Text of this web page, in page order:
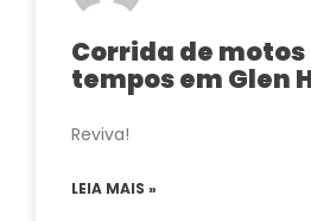
Corrida de
tempos em Glen
Reviva!
LEIA MAIS »